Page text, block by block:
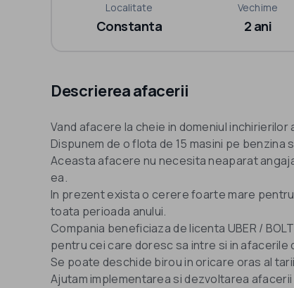
Localitate
Constanta
Vechime
2 ani
Descrierea afacerii
Vand afacere la cheie in domeniul
Dispunem de o flota de 15 masini pe benzina
Aceasta afacere nu necesita neaparat
ea.
In prezent exista o cerere foarte mare
toata perioada anului.
Compania beneficiaza de licenta UBER /
pentru cei care doresc sa intre si in afacerile
Se poate deschide birou in oricare oras al
Ajutam implementarea si dezvoltarea